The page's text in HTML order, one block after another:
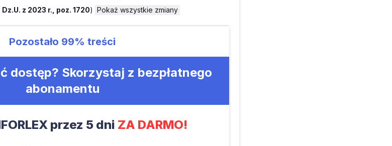
Dz.U. z 2023 r., poz. 1720) Pokaż wszystkie zmiany
Pozostało 99% treści
dostęp? Skorzystaj z bezpłatnego
abonamentu
przez 5 dni ZA DARMO!